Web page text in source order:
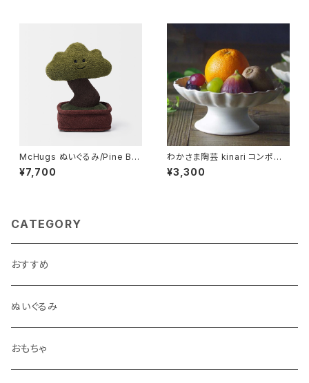
McHugs ぬいぐるみ/Pine Bo
nsai
¥7,700
わかさま陶芸 kinari コンポート
皿L 一番大きいサイズ
¥3,300
CATEGORY
おすすめ
ぬいぐるみ
おもちゃ